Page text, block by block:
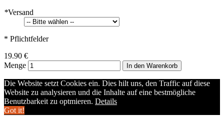
*Versand
* Pflichtfelder
19.90 €
Menge
In den Warenkorb
Die Website setzt Cookies ein. Dies hilt uns, den Traffic auf diese
Website zu analysieren und die Inhalte auf eine bestmögliche
Benutzbarkeit zu optmieren. Details
Got it!